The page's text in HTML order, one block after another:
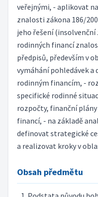
veřejnými, - aplikovat
znalosti zákona 186/
jeho řešení
rodinných financí
předpisů, především v
vymáhání pohledávek a
rodinným financím, -
specifické rodinné
rozpočty, finanční
financí, - na základě
definovat strategické
a realizovat kroky v
Obsah předmětu